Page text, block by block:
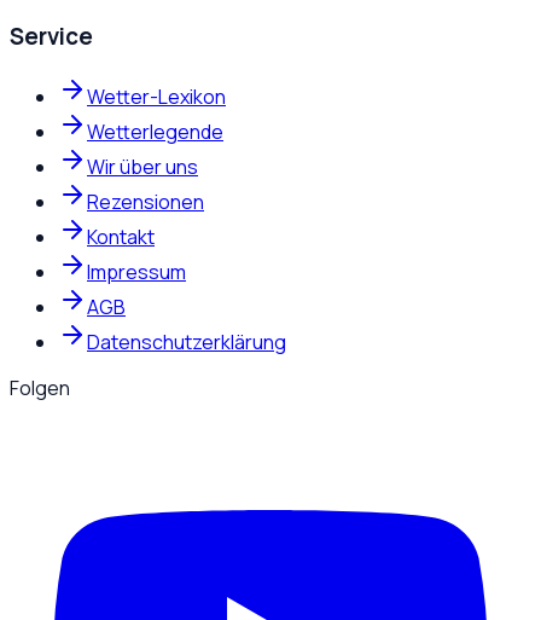
Service
Wetter-Lexikon
Wetterlegende
Wir über uns
Rezensionen
Kontakt
Impressum
AGB
Datenschutzerklärung
Folgen